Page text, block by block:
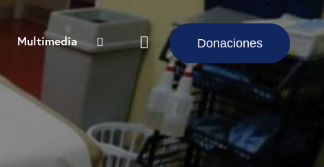
Multimedia Donaciones